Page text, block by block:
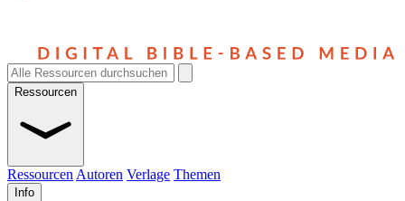
Ressourcen
Ressourcen Autoren Verlage Themen
Info